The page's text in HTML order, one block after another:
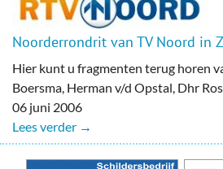
Welzijn & Maatschappij
Bedrijven
Prikbord & Aanbiedingen
Plaats bericht
Noorderrondrit van TV Noord in
Hier kunt u fragmenten terug horen
Boersma, Herman v/d Opstal, Dhr
06 juni 2006
Lees verder →